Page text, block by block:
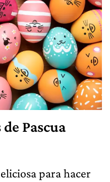
Pascua
para hacer